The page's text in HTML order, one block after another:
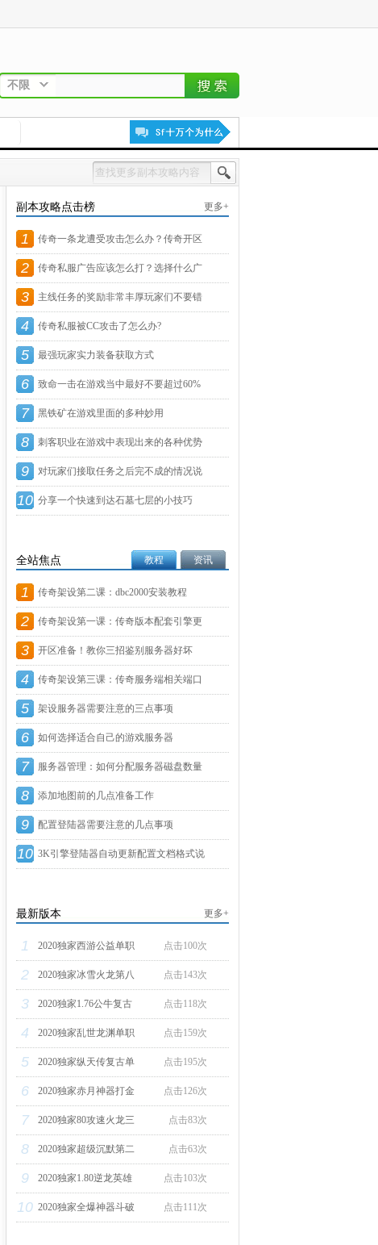
不限
副本攻略点击榜 更多+
1 传奇一条龙遭受攻击怎么办？传奇开区
遇
2 传奇私服广告应该怎么打？选择什么广
告
3 主线任务的奖励非常丰厚玩家们不要错
过
4 传奇私服被CC攻击了怎么办?
5 最强玩家实力装备获取方式
6 致命一击在游戏当中最好不要超过60%
7 黑铁矿在游戏里面的多种妙用
8 刺客职业在游戏中表现出来的各种优势
9 对玩家们接取任务之后完不成的情况说
明
10 分享一个快速到达石墓七层的小技巧
全站焦点 教程 资讯
1 传奇架设第二课：dbc2000安装教程
2 传奇架设第一课：传奇版本配套引擎更
新
3 开区准备！教你三招鉴别服务器好坏
4 传奇架设第三课：传奇服务端相关端口
设
5 架设服务器需要注意的三点事项
6 如何选择适合自己的游戏服务器
7 服务器管理：如何分配服务器磁盘数量
8 添加地图前的几点准备工作
9 配置登陆器需要注意的几点事项
10 3K引擎登陆器自动更新配置文档格式说
最新版本 更多+
1 点击100次
2020独家西游公益单职
2 点击143次
2020独家冰雪火龙第八
3 点击118次
2020独家1.76公牛复古
4 点击159次
2020独家乱世龙渊单职
5 点击195次
2020独家纵天传复古单
6 点击126次
2020独家赤月神器打金
7 点击83次
2020独家80攻速火龙三
8 点击63次
2020独家超级沉默第二
9 点击103次
2020独家1.80逆龙英雄
10 点击111次
2020独家全爆神器斗破